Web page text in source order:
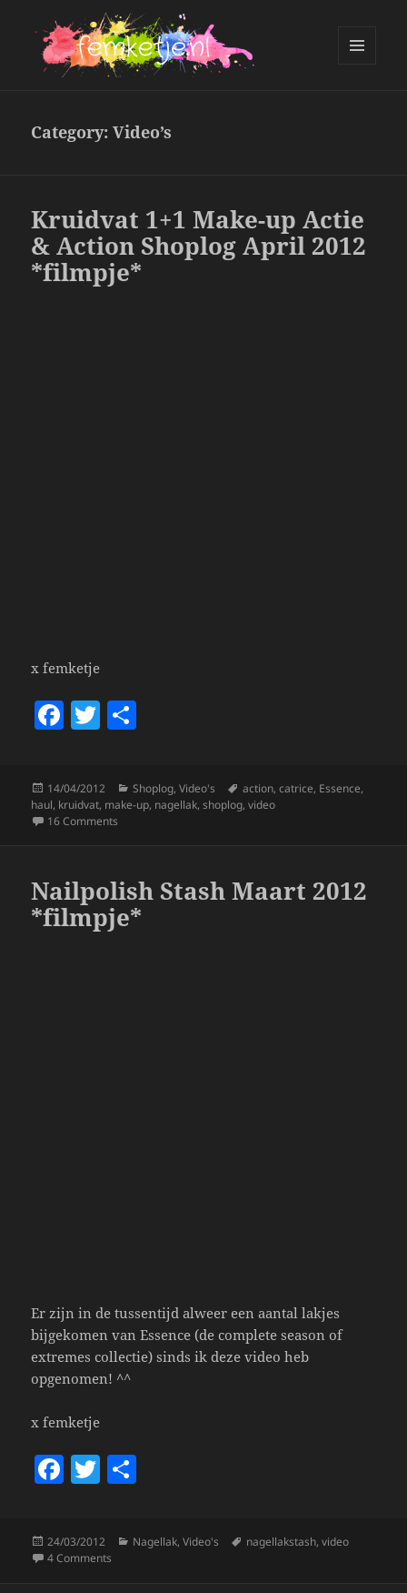
Category:Video’s
Kruidvat 1+1 Make-up Actie
& Action Shoplog April 2012
*filmpje*
x femketje
F
e
b
o
k
T
erre
Posted
on
14/04/2012 Categories
Shoplog,Video's Tags
action,catrice, Essence,
haul, kruidvat, make-up, nagellak,shoplog,video
16 Comments
Nailpolish Stash Maart 2012
*filmpje*
Er zijn in de tussentijd alweer een aantal lakjes
bijgekomen van Essence (de complete season of
extremes collectie) sinds ik deze video heb
opgenomen! ^^
x femketje
F
c
e
T
itt
er
a
re
Posted
on
24/03/2012 Categories
Nagellak,Video's Tags
nagellakstash,video
4 Comments